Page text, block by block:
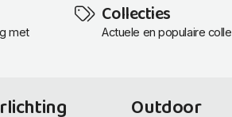
met
Collecties
Actuele en populaire
Outdoor